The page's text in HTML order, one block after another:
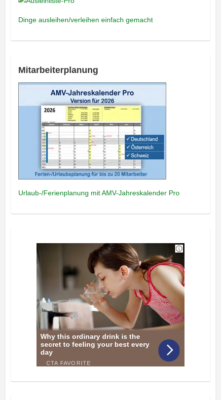
Dinge ausleihen/verleihen einfach gemacht
Mitarbeiterplanung
Urlaub-/Ferienplanung mit AMV-Jahreskalender Pro